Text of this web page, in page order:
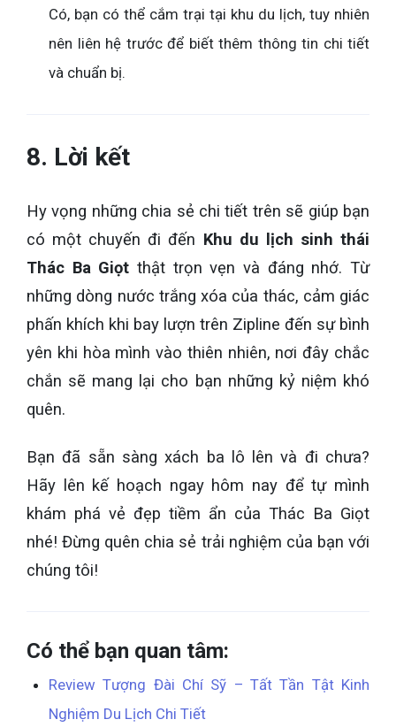
Có, bạn có thể cắm trại tại khu du lịch, tuy nhiên
nên liên hệ trước để biết thêm thông tin chi tiết
và chuẩn bị.
8. Lời kết
Hy vọng những chia sẻ chi tiết trên sẽ giúp bạn
có một chuyến đi đến Khu du lịch sinh thái
Thác Ba Giọt thật trọn vẹn và đáng nhớ. Từ
những dòng nước trắng xóa của thác, cảm giác
phấn khích khi bay lượn trên Zipline đến sự bình
yên khi hòa mình vào thiên nhiên, nơi đây chắc
chắn sẽ mang lại cho bạn những kỷ niệm khó
quên.
Bạn đã sẵn sàng xách ba lô lên và đi chưa?
Hãy lên kế hoạch ngay hôm nay để tự mình
khám phá vẻ đẹp tiềm ẩn của Thác Ba Giọt
nhé! Đừng quên chia sẻ trải nghiệm của bạn với
chúng tôi!
Có thể bạn quan tâm:
Review Tượng Đài Chí Sỹ – Tất Tần Tật Kinh
Nghiệm Du Lịch Chi Tiết